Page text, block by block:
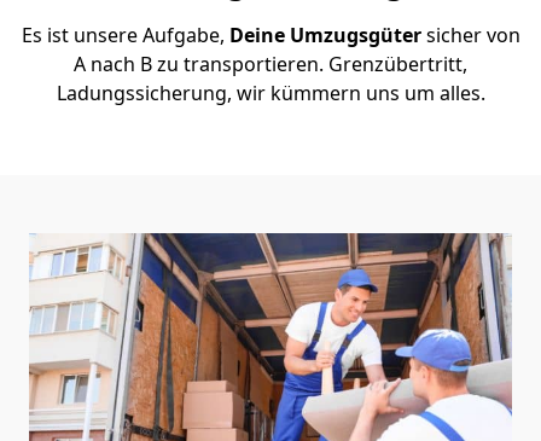
Es ist unsere Aufgabe, Deine Umzugsgütersicher von
A nach B zu transportieren. Grenzübertritt,
Ladungssicherung, wir kümmern uns um alles.